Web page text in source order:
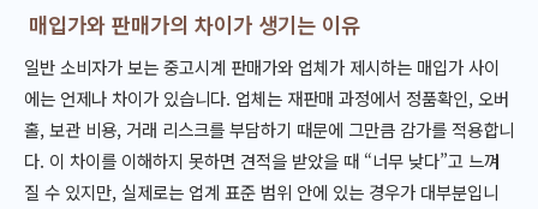
매입가와 판매가의 차이가 생기는 이유
일반 소비자가 보는 중고시계 판매가와 업체가 제시하는 매입가 사이
에는 언제나 차이가 있습니다. 업체는 재판매 과정에서 정품확인, 오버
홀, 보관 비용, 거래 리스크를 부담하기 때문에 그만큼 감가를 적용합니
다. 이 차이를 이해하지 못하면 견적을 받았을 때 “너무 낮다”고 느껴
질 수 있지만, 실제로는 업계 표준 범위 안에 있는 경우가 대부분입니